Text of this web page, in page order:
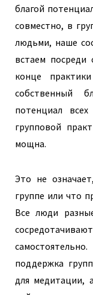
благой
совместно, в
людьми, наше
встаем посреди
конце
собственный
потенциал всех
групповой
мощна.
Это не
группе или что
Все люди
поддержка
для медитации,